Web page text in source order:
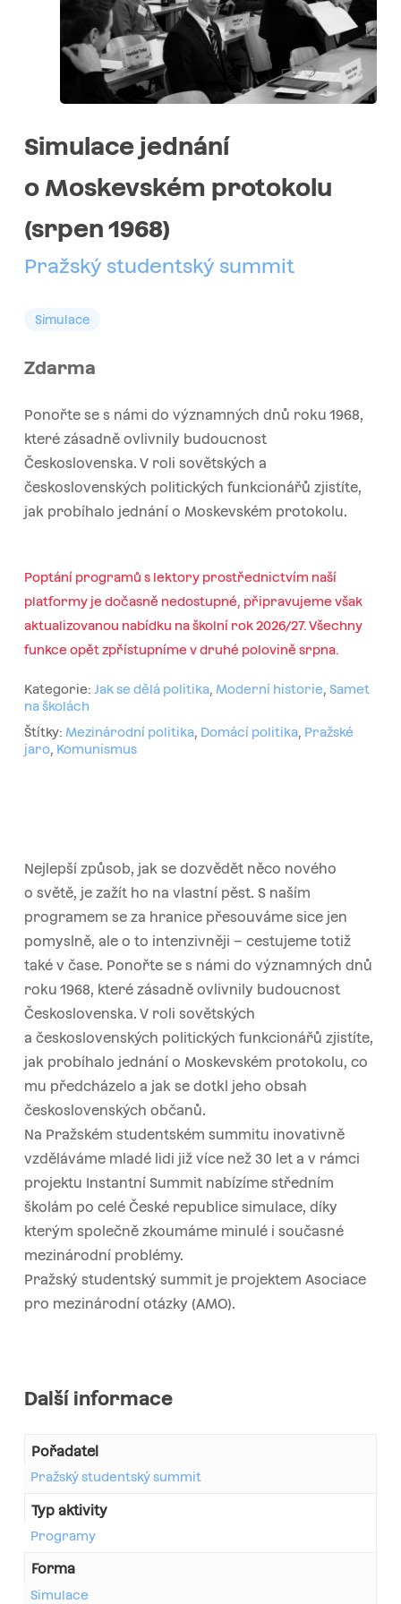
Simulace jednání
o Moskevském protokolu
(srpen 1968)
Pražský studentský summit
Simulace
Zdarma
Ponořte se s námi do významných dnů roku 1968,
které zásadně ovlivnily budoucnost
Československa. V roli sovětských a
československých politických funkcionářů zjistíte,
jak probíhalo jednání o Moskevském protokolu.
Poptání programů s lektory prostřednictvím naší
platformy je dočasně nedostupné, připravujeme však
aktualizovanou nabídku na školní rok 2026/27. Všechny
funkce opět zpřístupníme v druhé polovině srpna.
Kategorie: Jak se dělá politika, Moderní historie, Samet
na školách
Štítky: Mezinárodní politika, Domácí politika, Pražské
jaro, Komunismus
Nejlepší způsob, jak se dozvědět něco nového
o světě, je zažít ho na vlastní pěst. S naším
programem se za hranice přesouváme sice jen
pomyslně, ale o to intenzivněji – cestujeme totiž
také v čase. Ponořte se s námi do významných dnů
roku 1968, které zásadně ovlivnily budoucnost
Československa. V roli sovětských
a československých politických funkcionářů zjistíte,
jak probíhalo jednání o Moskevském protokolu, co
mu předcházelo a jak se dotkl jeho obsah
československých občanů.
Na Pražském studentském summitu inovativně
vzděláváme mladé lidi již více než 30 let a v rámci
projektu Instantní Summit nabízíme středním
školám po celé České republice simulace, díky
kterým společně zkoumáme minulé i současné
mezinárodní problémy.
Pražský studentský summit je projektem Asociace
pro mezinárodní otázky (AMO).
Další informace
Pořadatel
Pražský studentský summit
Typ aktivity
Programy
Forma
Simulace